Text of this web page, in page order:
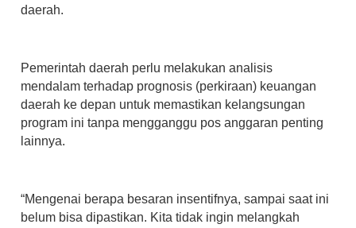
daerah.
Pemerintah daerah perlu melakukan analisis
mendalam terhadap prognosis (perkiraan) keuangan
daerah ke depan untuk memastikan kelangsungan
program ini tanpa mengganggu pos anggaran penting
lainnya.
“Mengenai berapa besaran insentifnya, sampai saat ini
belum bisa dipastikan. Kita tidak ingin melangkah